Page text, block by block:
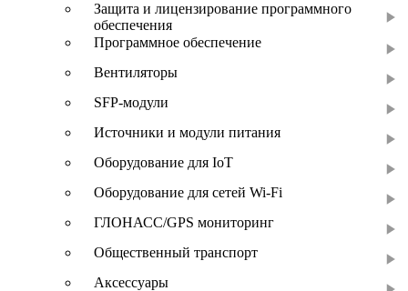
Защита и лицензирование программного
обеспечения
Программное обеспечение
Вентиляторы
SFP-модули
Источники и модули питания
Оборудование для IoT
Оборудование для сетей Wi-Fi
ГЛОНАСС/GPS мониторинг
Общественный транспорт
Аксессуары